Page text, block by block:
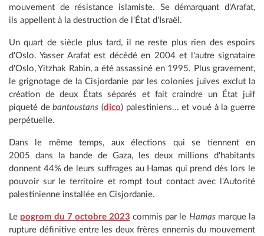
mouvement de résistance islamiste. Se démarquant d'Arafat,
ils appellent à la destruction de l'État d'Israël.
Un quart de siècle plus tard, il ne reste plus rien des espoirs
d'Oslo. Yasser Arafat est décédé en 2004 et l'autre signataire
d'Oslo, Yitzhak Rabin, a été assassiné en 1995. Plus gravement,
le grignotage de la Cisjordanie par les colonies juives exclut la
création de deux États séparés et fait craindre un État juif
piqueté debantoustans (dico) palestiniens... et voué à la guerre
perpétuelle.
Dans le même temps, aux élections qui se tiennent en
2005 dans la bande de Gaza, les deux millions d'habitants
donnent 44% de leurs suffrages au Hamas qui prend dès lors le
pouvoir sur le territoire et rompt tout contact avec l'Autorité
palestinienne installée en Cisjordanie.
Le pogrom du 7 octobre 2023 commis par le Hamasmarque la
rupture définitive entre les deux frères ennemis du mouvement